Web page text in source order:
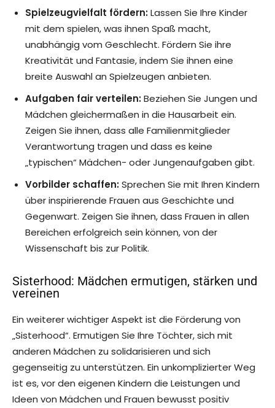
Spielzeugvielfalt fördern:Lassen Sie Ihre Kinder
mit dem spielen, was ihnen Spaß macht,
unabhängig vom Geschlecht. Fördern Sie ihre
Kreativität und Fantasie, indem Sie ihnen eine
breite Auswahl an Spielzeugen anbieten.
Aufgaben fair verteilen:Beziehen Sie Jungen und
Mädchen gleichermaßen in die Hausarbeit ein.
Zeigen Sie ihnen, dass alle Familienmitglieder
Verantwortung tragen und dass es keine
„typischen“ Mädchen- oder Jungenaufgaben gibt.
Vorbilder schaffen:Sprechen Sie mit Ihren Kindern
über inspirierende Frauen aus Geschichte und
Gegenwart. Zeigen Sie ihnen, dass Frauen in allen
Bereichen erfolgreich sein können, von der
Wissenschaft bis zur Politik.
Sisterhood: Mädchen ermutigen, stärken und
vereinen
Ein weiterer wichtiger Aspekt ist die Förderung von
„Sisterhood“. Ermutigen Sie Ihre Töchter, sich mit
anderen Mädchen zu solidarisieren und sich
gegenseitig zu unterstützen. Ein unkomplizierter Weg
ist es, vor den eigenen Kindern die Leistungen und
Ideen von Mädchen und Frauen bewusst positiv